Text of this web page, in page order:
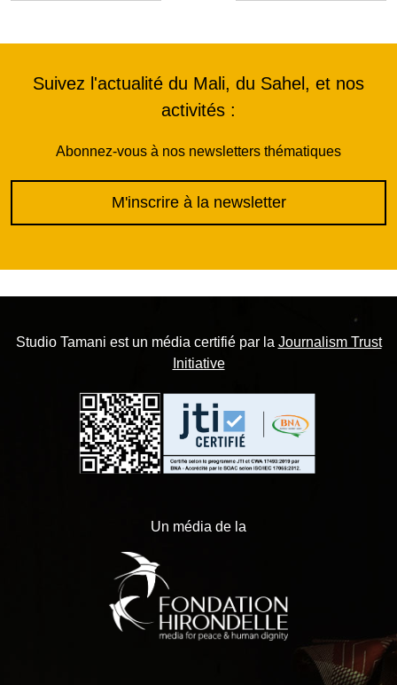
Suivez l'actualité du Mali, du Sahel, et nos
activités :
Abonnez-vous à nos newsletters thématiques
M'inscrire à la newsletter
Studio Tamani est un média certifié par la Journalism Trust
Initiative
Un média de la